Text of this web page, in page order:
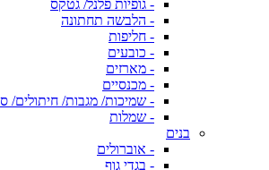
- גופיות פלנל/ גטקס
- הלבשה תחתונה
- חליפות
- כובעים
- מארזים
- מכנסיים
- שמיכות/ מגבות/ חיתולים/
- שמלות
בנים
- אוברולים
- בגדי גוף